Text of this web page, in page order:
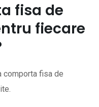
fisa de
fiecare
comporta fisa de